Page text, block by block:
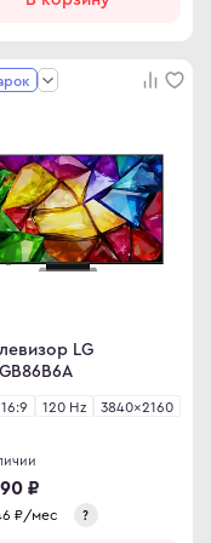
LG
16:9 120 Hz
3840×2160
₽
₽/мес ?